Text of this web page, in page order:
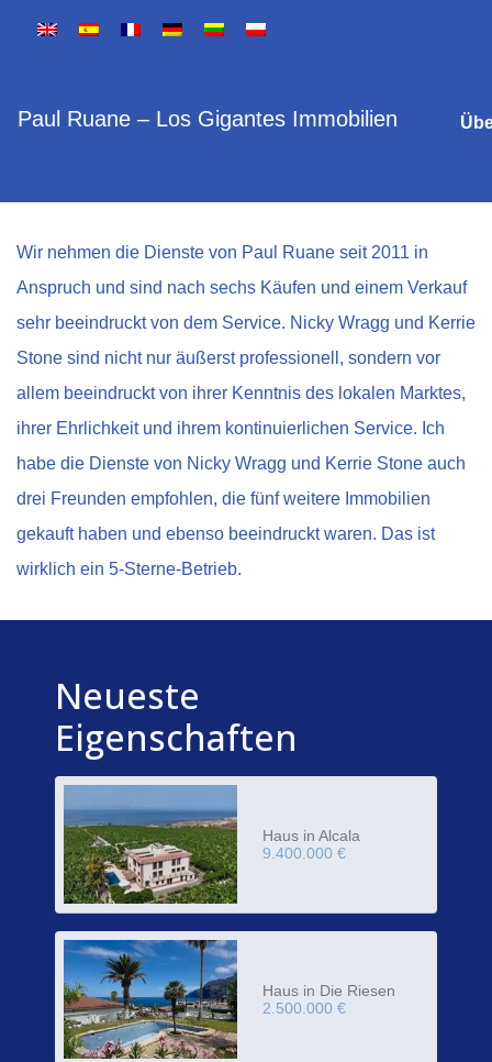
Paul Ruane – Los Gigantes Immobilien
Wir nehmen die Dienste von Paul Ruane seit 2011 in
Anspruch und sind nach sechs Käufen und einem Verkauf
sehr beeindruckt von dem Service. Nicky Wragg und Kerrie
Stone sind nicht nur äußerst professionell, sondern vor
allem beeindruckt von ihrer Kenntnis des lokalen Marktes,
ihrer Ehrlichkeit und ihrem kontinuierlichen Service. Ich
habe die Dienste von Nicky Wragg und Kerrie Stone auch
drei Freunden empfohlen, die fünf weitere Immobilien
gekauft haben und ebenso beeindruckt waren. Das ist
wirklich ein 5-Sterne-Betrieb.
Neueste
Eigenschaften
Haus in Alcala
9.400.000 €
Haus in Die Riesen
2.500.000 €